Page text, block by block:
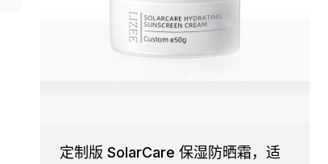
定制版 SolarCare 保湿防晒霜，适